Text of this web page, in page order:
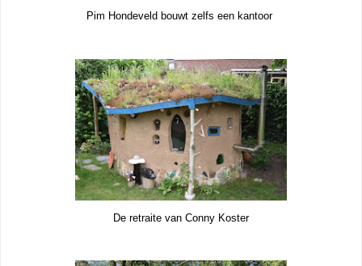
Pim Hondeveld bouwt zelfs een kantoor
De retraite van Conny Koster